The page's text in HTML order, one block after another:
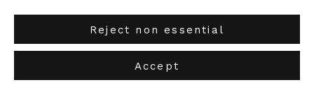
73 x 44 x 40 cm
Reject non essential
Accept